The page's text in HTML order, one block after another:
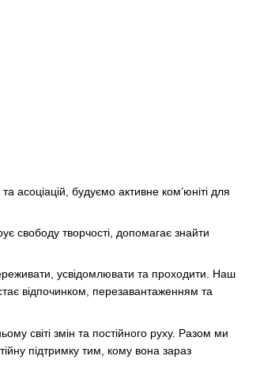
асоціацій, будуємо активне ком’юніті для
свободу творчості, допомагає знайти
усвідомлювати та проходити. Наш
відпочинком, перезавантаженням та
світі змін та постійного руху. Разом ми
підтримку тим, кому вона зараз